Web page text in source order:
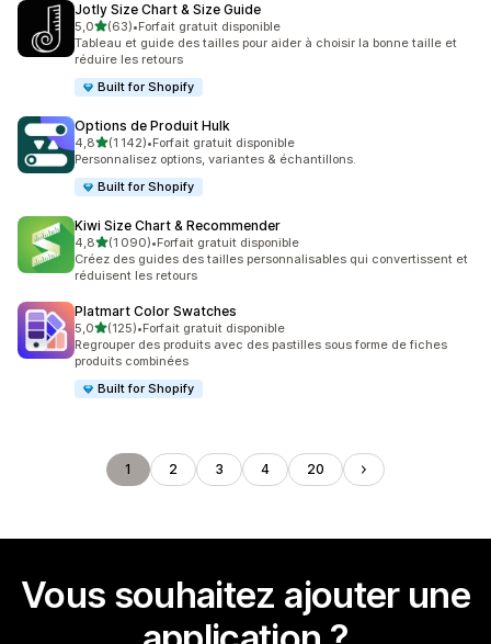
Jotly Size Chart & Size Guide
5,0étoile(s) sur 5
(63)
63 avis au total
•Forfait gratuit disponible
Tableau et guide des tailles pour aider à choisir la bonne taille et
réduire les retours
Built for Shopify
Options de Produit Hulk
4,8étoile(s) sur 5
(1 142)
1142 avis au total
•Forfait gratuit disponible
Personnalisez options, variantes & échantillons.
Built for Shopify
Kiwi Size Chart & Recommender
4,8étoile(s) sur 5
(1 090)
1090 avis au total
•Forfait gratuit disponible
Créez des guides des tailles personnalisables qui convertissent et
réduisent les retours
Platmart Color Swatches
5,0étoile(s) sur 5
(125)
125 avis au total
•Forfait gratuit disponible
Regrouper des produits avec des pastilles sous forme de fiches
produits combinées
Built for Shopify
1 2 3 4 20
Vous souhaitez ajouter une